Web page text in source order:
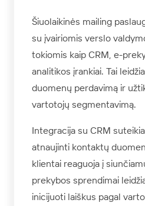
Šiuolaikinės mailing
su įvairiomis verslo
tokiomis kaip CRM, e-
analitikos įrankiai. Tai
duomenų perdavimą ir
vartotojų segmentavimą.
Integracija su CRM
atnaujinti kontaktų
klientai reaguoja į
prekybos sprendimai
inicijuoti laiškus pagal